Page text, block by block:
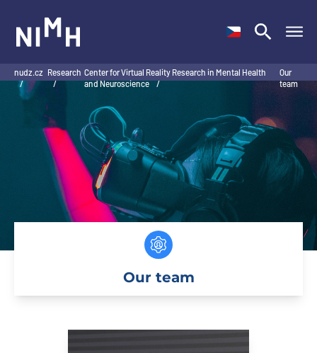
nudz.cz
/
Research
/
Center for Virtual Reality Research in Mental Health
and Neuroscience /
Our
team
Our team